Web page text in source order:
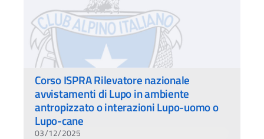
Corso ISPRA Rilevatore nazionale
avvistamenti di Lupo in ambiente
antropizzato o interazioni Lupo-uomo o
Lupo-cane
03/12/2025